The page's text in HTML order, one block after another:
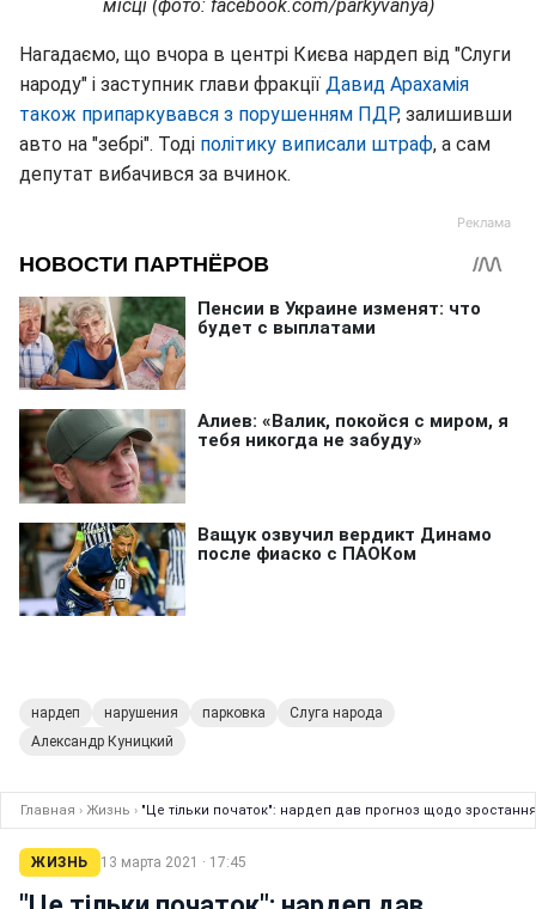
місці (фото: facebook.com/parkyvanya)
Нагадаємо, що вчора в центрі Києва нардеп від "Слуги
народу" і заступник глави фракції Давид Арахамія
також припаркувався з порушенням ПДР, залишивши
авто на "зебрі". Тоді політику виписали штраф, а сам
депутат вибачився за вчинок.
нардеп нарушения парковка
Слуга народа
Александр Куницкий
Главная › Жизнь › "Це тільки початок": нардеп дав прогноз щодо зростання
ЖИЗНЬ 13 марта 2021 · 17:45